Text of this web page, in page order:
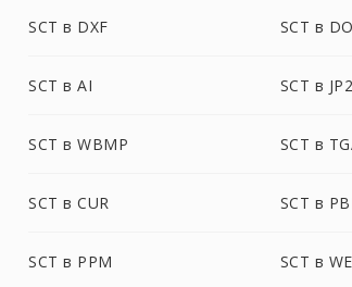
SCT в DXF SCT в
SCT в AI SCT в JP2
SCT в WBMP SCT в
SCT в CUR SCT в
SCT в PPM SCT в